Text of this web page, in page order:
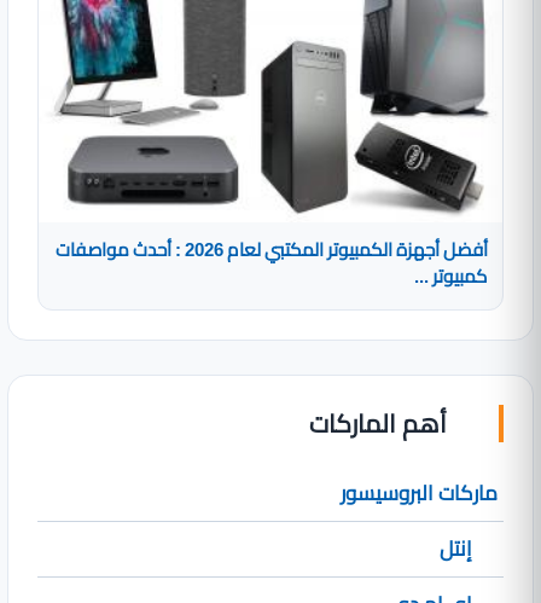
أفضل أجهزة الكمبيوتر المكتبي لعام 2026 : أحدث مواصفات
كمبيوتر ...
أهم الماركات
ماركات البروسيسور
إنتل